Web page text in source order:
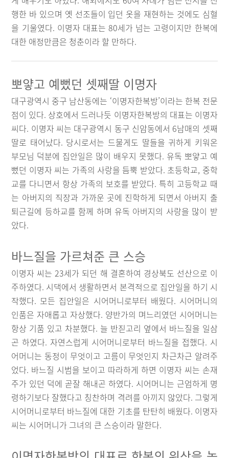
행한 바 있으며 옛 선조들이 입던 옷을 재현하는 것에도 심혈
을 기울였다. 이명자 대표는 80세가 넘는 고령이지만 한복에
대한 애정만큼은 청춘이라 할 만하다.
뽀얗고 예뻤던 셋째딸 이명자
대구광역시 중구 남산동에는 ‘이명자한복방’이라는 한복 전문
점이 있다. 상호에서 드러나듯 이명자한복방의 대표는 이명자
씨다. 이명자 씨는 대구광역시 동구 신암동에서 6남매의 셋째
딸로 태어났다. 당시로서는 드물게도 딸들을 귀하게 키워온
부모님 덕분에 집안일은 많이 배우지 못했다. 유독 뽀얗고 예
뻤던 이명자 씨는 가족의 사랑을 듬뿍 받았다. 초등학교, 중학
교를 다니면서 항상 가족의 보호를 받았다. 특히 고등학교 때
는 아버지의 직장과 가까운 곳에 진학하게 되면서 아버지 출
퇴근길에 등하교를 함께 하며 유독 아버지의 사랑을 많이 받
았다.
바느질을 가르쳐준 큰 스승
이명자 씨는 23세가 되던 해 결혼하여 경상북도 선산으로 이
주하였다. 시댁에서 생활하면서 본격적으로 집안일을 하기 시
작했다. 모든 집안일은 시어머니로부터 배웠다. 시어머니의
인품은 자애롭고 자상했다. 양반가의 며느리였던 시어머니는
항상 기품 있고 차분했다. 늘 반짇고리 옆에서 바느질을 일삼
곤 하였다. 자연스럽게 시어머니로부터 바느질을 접했다. 시
어머니는 동정이 무엇이고 고름이 무엇인지 차근차근 알려주
었다. 바느질 시범을 보이고 따라하게 하면 이명자 씨는 손재
주가 있던 덕에 곧잘 해내곤 하였다. 시어머니는 근엄하게 명
령하기보다 잘했다고 칭찬하며 격려를 아끼지 않았다. 그렇게
시어머니로부터 바느질에 대한 기초를 탄탄히 배웠다. 이명자
씨는 시어머니가 그녀의 큰 스승이라 말한다.